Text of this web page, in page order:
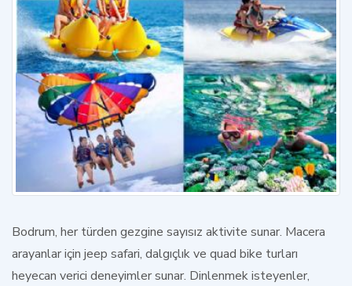
Bodrum, her türden gezgine sayısız aktivite sunar. Macera
arayanlar için jeep safari, dalgıçlıkve quad bike turları
heyecan verici deneyimler sunar. Dinlenmek isteyenler,